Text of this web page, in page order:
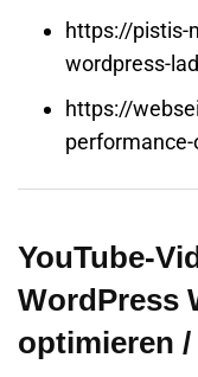
https://pistis-
wordpress-
https://
YouTube-
WordPress
optimieren